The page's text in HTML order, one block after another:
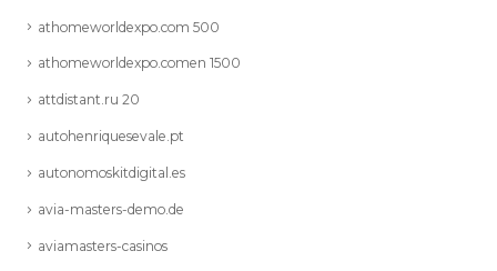
athomeworldexpo.com 500
athomeworldexpo.comen 1500
attdistant.ru 20
autohenriquesevale.pt
autonomoskitdigital.es
avia-masters-demo.de
aviamasters-casinos